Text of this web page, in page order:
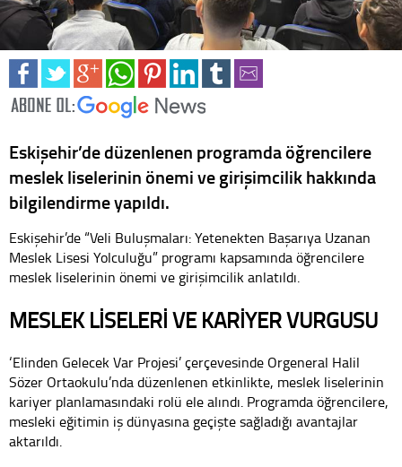
Eskişehir’de düzenlenen programda öğrencilere
meslek liselerinin önemi ve girişimcilik hakkında
bilgilendirme yapıldı.
Eskişehir’de “Veli Buluşmaları: Yetenekten Başarıya Uzanan
Meslek Lisesi Yolculuğu” programı kapsamında öğrencilere
meslek liselerinin önemi ve girişimcilik anlatıldı.
MESLEK LİSELERİ VE KARİYER VURGUSU
‘Elinden Gelecek Var Projesi’ çerçevesinde Orgeneral Halil
Sözer Ortaokulu’nda düzenlenen etkinlikte, meslek liselerinin
kariyer planlamasındaki rolü ele alındı. Programda öğrencilere,
mesleki eğitimin iş dünyasına geçişte sağladığı avantajlar
aktarıldı.